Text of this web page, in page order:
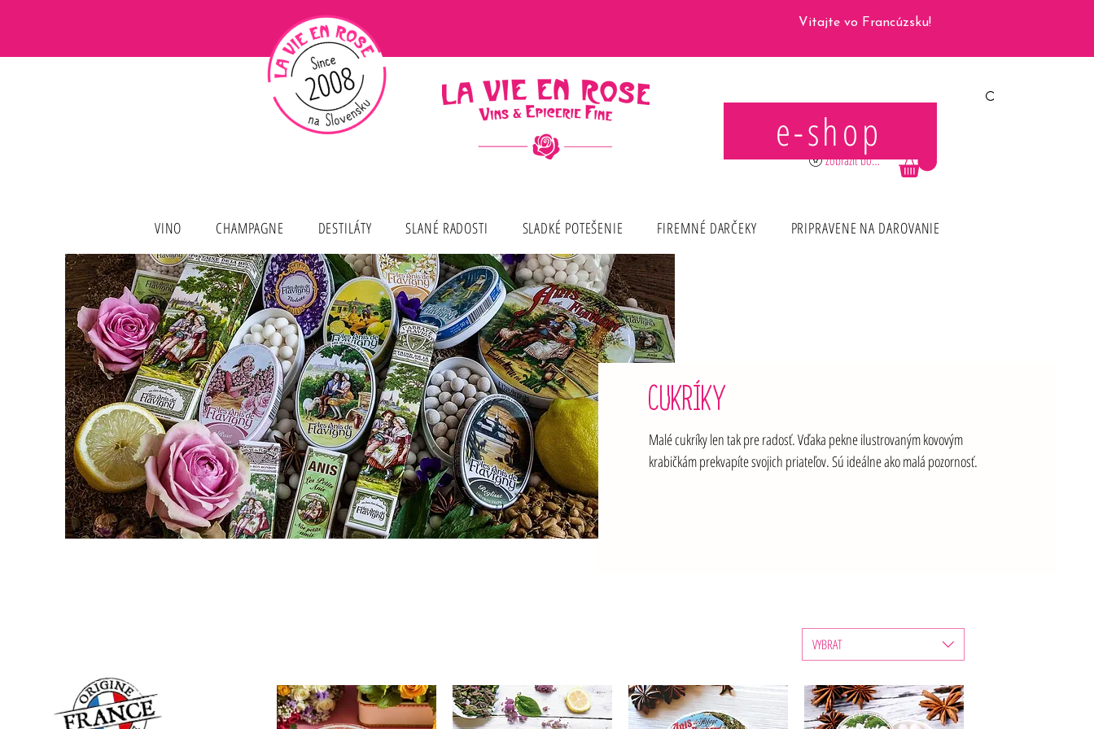
Zobraziť body
Vitajte vo Francúzsku!
e-shop
CUKRÍKY
Malé cukríky len tak pre radosť. Vďaka pekne ilustrovaným kovovým
krabičkám prekvapíte svojich priateľov. Sú ideálne ako malá pozornosť.
VYBRAT
VINO CHAMPAGNE DESTILÁTY SLANÉ RADOSTI SLADKÉ POTEŠENIE FIREMNÉ DARČEKY PRIPRAVENE NA DAROVANIE